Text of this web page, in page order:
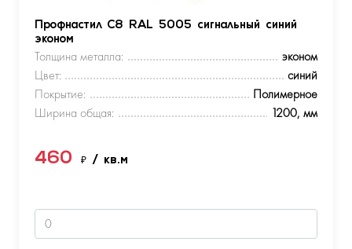
Профнастил С8 RAL 5005 сигнальный синий
эконом
Толщина металла:
эконом
Цвет:
синий
Покрытие:
Полимерное
Ширина общая:
1200, мм
460 ₽ / кв.м